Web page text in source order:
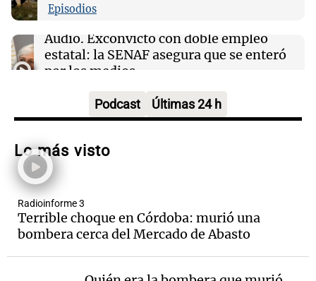
Episodios
Audio. Exconvicto con doble empleo
estatal: la SENAF asegura que se enteró
por los medios
Caputo | Por Sergio Suppo
3x1:4
Audio. Desalojos: propietarios del
interior, no se aten los rulos | Por
Adrián Simioni
Política esquina Economía
Podcast Últimas 24 h
Lo más visto
Radioinforme 3
Terrible choque en Córdoba: murió una
bombera cerca del Mercado de Abasto